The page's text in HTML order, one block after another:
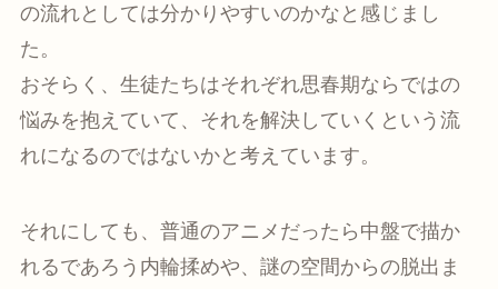
の流れとしては分かりやすいのかなと感じまし
た。
おそらく、生徒たちはそれぞれ思春期ならではの
悩みを抱えていて、それを解決していくという流
れになるのではないかと考えています。
それにしても、普通のアニメだったら中盤で描か
れるであろう内輪揉めや、謎の空間からの脱出ま